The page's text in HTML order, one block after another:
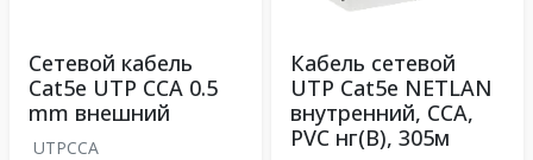
Сетевой кабель
Cat5e UTP CCA 0.5
mm внешний
UTPCCA
Кабель сетевой
UTP Cat5e NETLAN
внутренний, СCA,
PVC нг(B), 305м